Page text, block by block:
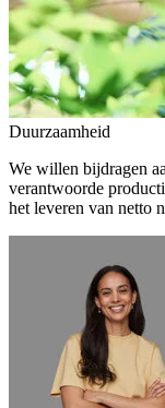
Duurzaamheid
We willen bijdragen
verantwoorde
het leveren van netto